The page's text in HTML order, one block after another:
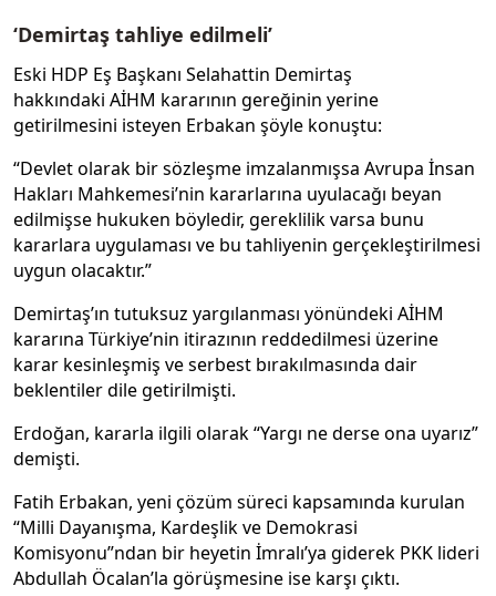
‘Demirtaş tahliye edilmeli’
Eski HDP Eş Başkanı Selahattin Demirtaş
hakkındaki AİHM kararının gereğinin yerine
getirilmesini isteyen Erbakan şöyle konuştu:
“Devlet olarak bir sözleşme imzalanmışsa Avrupa İnsan
Hakları Mahkemesi’nin kararlarına uyulacağı beyan
edilmişse hukuken böyledir, gereklilik varsa bunu
kararlara uygulaması ve bu tahliyenin gerçekleştirilmesi
uygun olacaktır.”
Demirtaş’ın tutuksuz yargılanması yönündeki AİHM
kararına Türkiye’nin itirazının reddedilmesi üzerine
karar kesinleşmiş ve serbest bırakılmasında dair
beklentiler dile getirilmişti.
Erdoğan, kararla ilgili olarak “Yargı ne derse ona uyarız”
demişti.
Fatih Erbakan, yeni çözüm süreci kapsamında kurulan
“Milli Dayanışma, Kardeşlik ve Demokrasi
Komisyonu”ndan bir heyetin İmralı’ya giderek PKK lideri
Abdullah Öcalan’la görüşmesine ise karşı çıktı.